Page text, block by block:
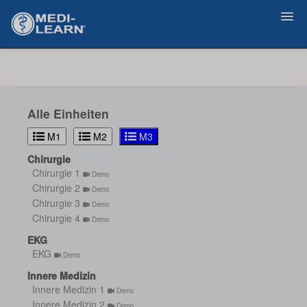
Alle Einheiten
M1 M2
M3
Chirurgie
Chirurgie 1
Demo
Chirurgie 2 Demo
Chirurgie 3 Demo
Chirurgie 4 Demo
EKG
EKG
Demo
Innere Medizin
Innere Medizin 1
Demo
Innere Medizin 2